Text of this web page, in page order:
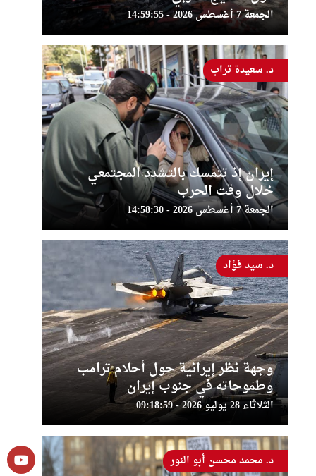
الجمعة 7 أغسطس 2026 - 14:59:55
إيران إذ تتمسك بالتشدد المجتمعي
خلال وقت الحرب
الجمعة 7 أغسطس 2026 - 14:58:30
د. سعيدة تراب
وجهة نظر إيرانية حول أحلام ترامب
وطموحاته في جنوب إيران
الثلاثاء 28 يوليو 2026 - 09:18:59
د. سيد فؤاد
د. محمد محسن أبو النور